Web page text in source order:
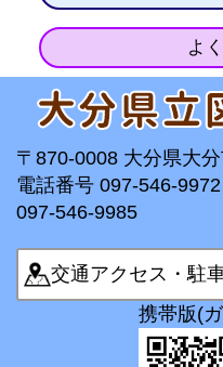
よ
〒870-0008 大分県大
電話番号 097-546-
097-546-9985
交通アクセス・駐
携帯版(